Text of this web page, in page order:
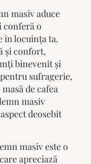
masivaduce
conferă o
în locuința ta.
și confort,
binevenit și
sufragerie,
de cafea
masiv
deosebit
masiveste o
apreciază